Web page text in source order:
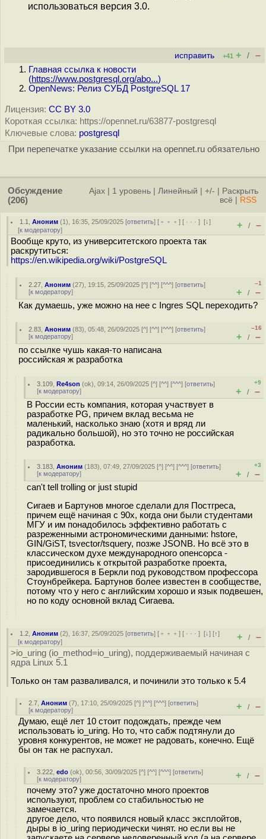
использоваться версия 3.0.
исправить +41 + / –
Главная ссылка к новости
(https://www.postgresql.org/abo...)
OpenNews: Релиз СУБД PostgreSQL 17
Лицензия: CC BY 3.0
Короткая ссылка: https://opennet.ru/63877-postgresql
Ключевые слова: postgresql
При перепечатке указание ссылки на opennet.ru обязательно
Обсуждение
(206)
Ajax 1 уровень Линейный +/-
Раскрыть
всё
RSS
1.1 ,Аноним (1), 16:35, 25/09/2025 [ответить] [ ﹢﹢﹢] [ · · ·][↓]
[к модератору] + / –
Вообще круто, из университетского проекта так
раскрутиться:
https://en.wikipedia.org/wiki/PostgreSQL
2.27 ,Аноним (27), 19:15, 25/09/2025 [^] [^^] [^^^] [ответить]
[к модератору]
–1
+ / –
Как думаешь, уже можно на нее с Ingres SQL переходить?
2.83 ,Аноним (83), 05:48, 26/09/2025 [^] [^^] [^^^] [ответить]
[к модератору]
–16
+ / –
по ссылке чушь какая-то написана
российская ж разработка
3.109 ,Re4son (ok), 09:14, 26/09/2025 [^] [^^] [^^^] [ответить]
[к модератору]
+9
+ / –
В России есть компания, которая участвует в
разработке PG, причем вклад весьма не
маленький, насколько знаю (хотя и вряд ли
радикально большой), но это точно не российская
разработка.
3.183 ,Аноним (183), 07:49, 27/09/2025 [^] [^^] [^^^] [ответить]
[к модератору]
+3
+ / –
can't tell trolling or just stupid
Сигаев и Бартунов многое сделали для Постгреса,
причем ещё начиная с 90х, когда они были студентами
МГУ и им понадобилось эффективно работать с
разреженными астрономическими данными: hstore,
GIN/GiST, tsvector/tsquery, позже JSONB. Но всё это в
классическом духе международного опенсорса -
присоединились к открытой разработке проекта,
зародившегося в Беркли под руководством профессора
Стоунбрейкера. Бартунов более известен в сообществе,
потому что у него с английским хорошо и язык подвешен,
но по коду основной вклад Сигаева.
1.2 ,Аноним (2), 16:37, 25/09/2025 [ответить] [ ﹢﹢﹢] [ · · ·][↓] [↑]
[к модератору] + / –
>io_uring (io_method=io_uring), поддерживаемый начиная с
ядра Linux 5.1
Только он там разваливался, и починили это только к 5.4
2.7 ,Аноним (7), 17:10, 25/09/2025 [^] [^^] [^^^] [ответить]
[к модератору] + / –
Думаю, ещё лет 10 стоит подождать, прежде чем
использовать io_uring. Но то, что сабж подтянули до
уровня конкурентов, не может не радовать, конечно. Ещё
бы он так не распухал.
3.222 ,edo (ok), 00:56, 30/09/2025 [^] [^^] [^^^] [ответить]
[к модератору] + / –
почему это? уже достаточно много проектов
используют, проблем со стабильностью не
замечается.
другое дело, что появился новый класс эксплойтов,
дыры в io_uring периодически чинят. но если вы не